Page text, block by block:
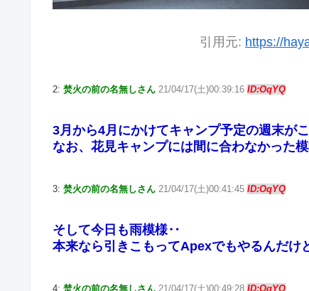
引用元: https://
2: 焚火の前の名無しさん 21/04/17(土)00:39:16 ID:OqYQ
3月から4月にかけてキャンプ予定の週末が
なお、花見キャンプには間に合わなかった
3: 焚火の前の名無しさん 21/04/17(土)00:41:45 ID:OqYQ
そして今日も雨模様‥
本来なら引きこもってApexでもやるんだけ
4: 焚火の前の名無しさん 21/04/17(土)00:49:28 ID:OqYQ